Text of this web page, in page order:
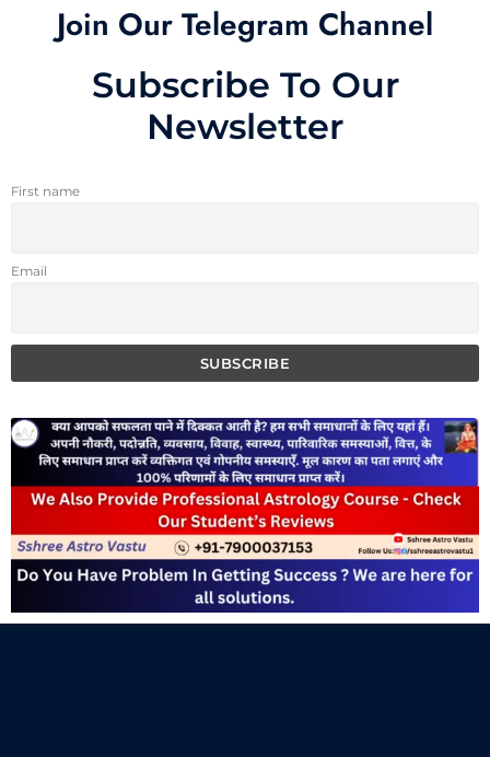
Join Our Telegram Channel
Subscribe To Our
Newsletter
First name
Email